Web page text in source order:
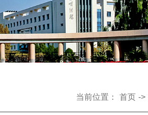
当前位置： 首页 ->